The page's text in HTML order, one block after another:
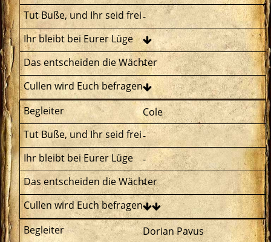
-
-
Cole
-
-
-
Dorian Pavus